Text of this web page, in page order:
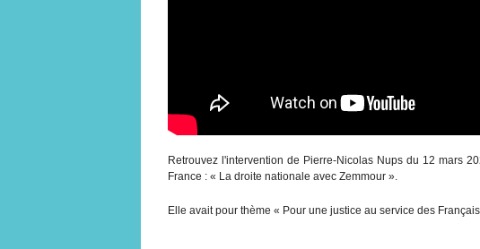
Retrouvez l'intervention de Pierre-Nicolas Nups du 12 mars
France : « La droite nationale avec Zemmour ».
Elle avait pour thème « Pour une justice au service des